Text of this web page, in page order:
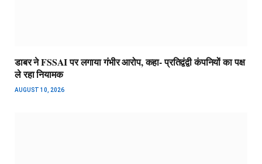
डाबर ने FSSAI पर लगाया गंभीर आरोप, कहा- प्रतिद्वंद्वी कंपनियों का पक्ष
ले रहा नियामक
AUGUST 10, 2026